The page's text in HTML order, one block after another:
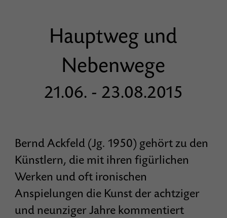
Hauptweg und
Nebenwege
21.06. - 23.08.2015
Bernd Ackfeld (Jg. 1950) gehört zu den
Künstlern, die mit ihren figürlichen
Werken und oft ironischen
Anspielungen die Kunst der achtziger
und neunziger Jahre kommentiert